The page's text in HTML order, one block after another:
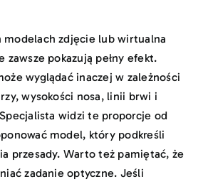
modelach zdjęcie lub wirtualna
zawsze pokazują pełny efekt.
wyglądać inaczej w zależności
wysokości nosa, linii brwi i
widzi te proporcje od
model, który podkreśli
przesady. Warto też pamiętać, że
zadanie optyczne. Jeśli